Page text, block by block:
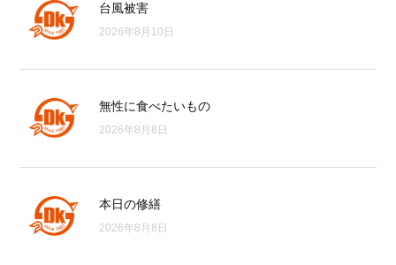
台風被害
2026年8月10日
無性に食べたいもの
2026年8月8日
本日の修繕
2026年8月8日